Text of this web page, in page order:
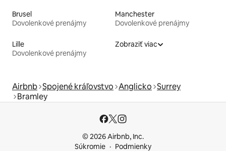
Brusel
Dovolenkové prenájmy
Manchester
Dovolenkové prenájmy
Lille
Dovolenkové prenájmy
Zobraziť viac
Airbnb Spojené kráľovstvo Anglicko Surrey
Bramley
© 2026 Airbnb, Inc.
Súkromie
Podmienky